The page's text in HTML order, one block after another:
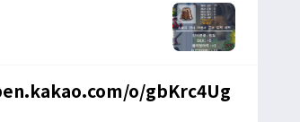
o/gbKrc4Ug